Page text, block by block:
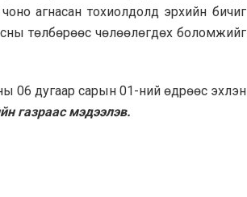
агнасан тохиолдолд эрхийн бичиг
төлбөрөөс чөлөөлөгдөх боломжийг
06 дугаар сарын 01-ний өдрөөс эхлэн
газраас мэдээлэв.